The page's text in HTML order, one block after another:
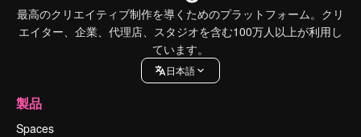
最高のクリエイティブ制作を導くためのプラットフォーム。クリ
エイター、企業、代理店、スタジオを含む100万人以上が利用し
ています。
日本語
製品
Spaces